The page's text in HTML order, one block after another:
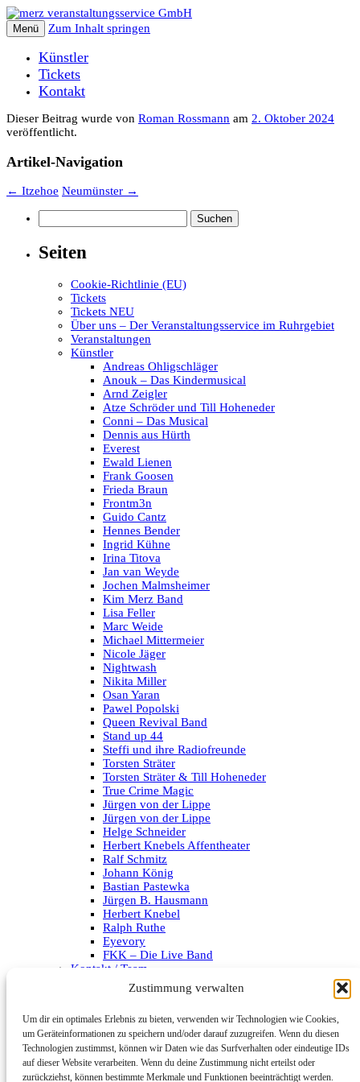
Zustimmung verwalten
Um dir ein optimales Erlebnis zu bieten, verwenden wir Technologien wie Cookies,
um Geräteinformationen zu speichern und/oder darauf zuzugreifen. Wenn du diesen
Technologien zustimmst, können wir Daten wie das Surfverhalten oder eindeutige IDs
auf dieser Website verarbeiten. Wenn du deine Zustimmung nicht erteilst oder
zurückziehst, können bestimmte Merkmale und Funktionen beeinträchtigt werden.
Menü Zum Inhalt springen
Künstler
Tickets
Kontakt
Dieser Beitrag wurde von Roman Rossmann am 2. Oktober 2024
veröffentlicht.
Artikel-Navigation
← Itzehoe Neumünster →
nach:
Seiten
Cookie-Richtlinie (EU)
Tickets
Tickets NEU
Über uns – Der Veranstaltungsservice im Ruhrgebiet
Veranstaltungen
Künstler
Andreas Ohligschläger
Anouk – Das Kindermusical
Arnd Zeigler
Atze Schröder und Till Hoheneder
Conni – Das Musical
Dennis aus Hürth
Everest
Ewald Lienen
Frank Goosen
Frieda Braun
Frontm3n
Guido Cantz
Hennes Bender
Ingrid Kühne
Irina Titova
Jan van Weyde
Jochen Malmsheimer
Kim Merz Band
Lisa Feller
Marc Weide
Michael Mittermeier
Nicole Jäger
Nightwash
Nikita Miller
Osan Yaran
Pawel Popolski
Queen Revival Band
Stand up 44
Steffi und ihre Radiofreunde
Torsten Sträter
Torsten Sträter & Till Hoheneder
True Crime Magic
Jürgen von der Lippe
Jürgen von der Lippe
Helge Schneider
Herbert Knebels Affentheater
Ralf Schmitz
Johann König
Bastian Pastewka
Jürgen B. Hausmann
Herbert Knebel
Ralph Ruthe
Eyevory
FKK – Die Live Band
Kontakt / Team
Datenschutzerklärung
Archiv
Kategorien